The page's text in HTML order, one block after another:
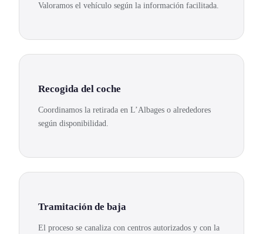
Valoramos el vehículo según la información facilitada.
Recogida del coche
Coordinamos la retirada en L’Albages o alrededores
según disponibilidad.
Tramitación de baja
El proceso se canaliza con centros autorizados y con la